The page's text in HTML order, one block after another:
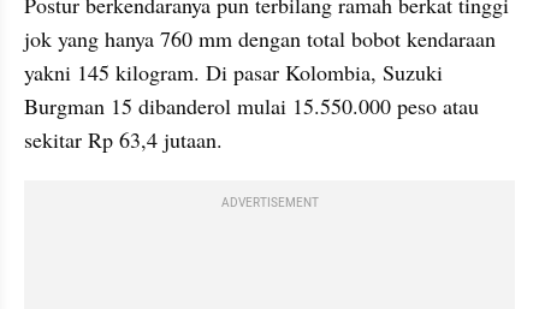
jok yang hanya 760 mm dengan total bobot kendaraan
yakni 145 kilogram. Di pasar Kolombia, Suzuki
Burgman 15 dibanderol mulai 15.550.000 peso atau
sekitar Rp 63,4 jutaan.
ADVERTISEMENT